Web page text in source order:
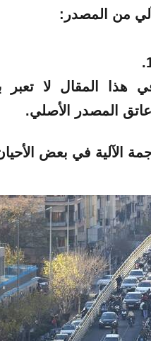
من المصدر:
.
المصدر الأصلي.
الآلية في بعض